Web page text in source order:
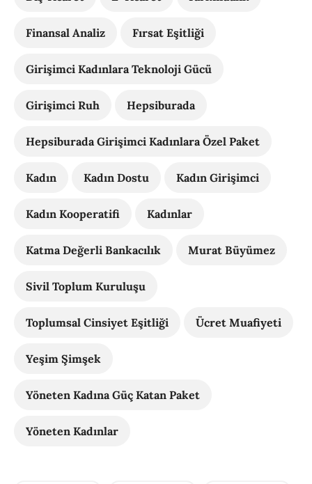
Finansal Analiz Fırsat Eşitliği
Girişimci Kadınlara Teknoloji Gücü
Girişimci Ruh Hepsiburada
Hepsiburada Girişimci Kadınlara Özel Paket
Kadın Kadın Dostu Kadın Girişimci
Kadın Kooperatifi Kadınlar
Katma Değerli Bankacılık Murat Büyümez
Sivil Toplum Kuruluşu
Toplumsal Cinsiyet Eşitliği Ücret Muafiyeti
Yeşim Şimşek
Yöneten Kadına Güç Katan Paket
Yöneten Kadınlar